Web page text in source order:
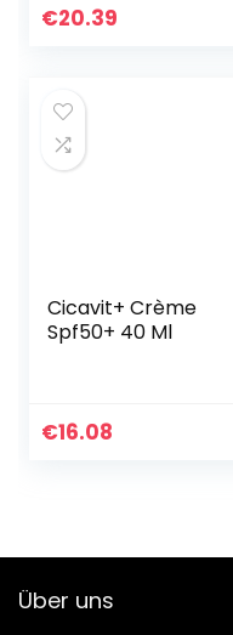
Gesichtspflege mit
€20.39
Cicavit+ Crème
Spf50+ 40 Ml
€16.08
Über uns